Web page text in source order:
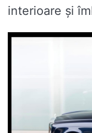
interioare și